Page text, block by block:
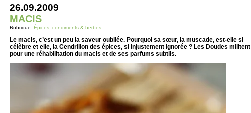
26.09.2009
MACIS
Rubrique: Épices, condiments & herbes
Le macis, c’est un peu la saveur oubliée. Pourquoi sa sœur, la muscade, est-elle si
célèbre et elle, la Cendrillon des épices, si injustement ignorée ? Les Doudes militent
pour une réhabilitation du macis et de ses parfums subtils.